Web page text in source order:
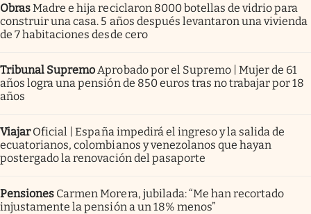
ObrasMadre e hija reciclaron 8000 botellas de vidrio para
construir una casa. 5 años después levantaron una vivienda
de 7 habitaciones desde cero
Tribunal Supremo Aprobado por el Supremo | Mujer de 61
años logra una pensión de 850 euros tras no trabajar por 18
años
Viajar Oficial | España impedirá el ingreso y la salida de
ecuatorianos, colombianos y venezolanos que hayan
postergado la renovación del pasaporte
Pensiones Carmen Morera, jubilada: “Me han recortado
injustamente la pensión a un 18% menos”